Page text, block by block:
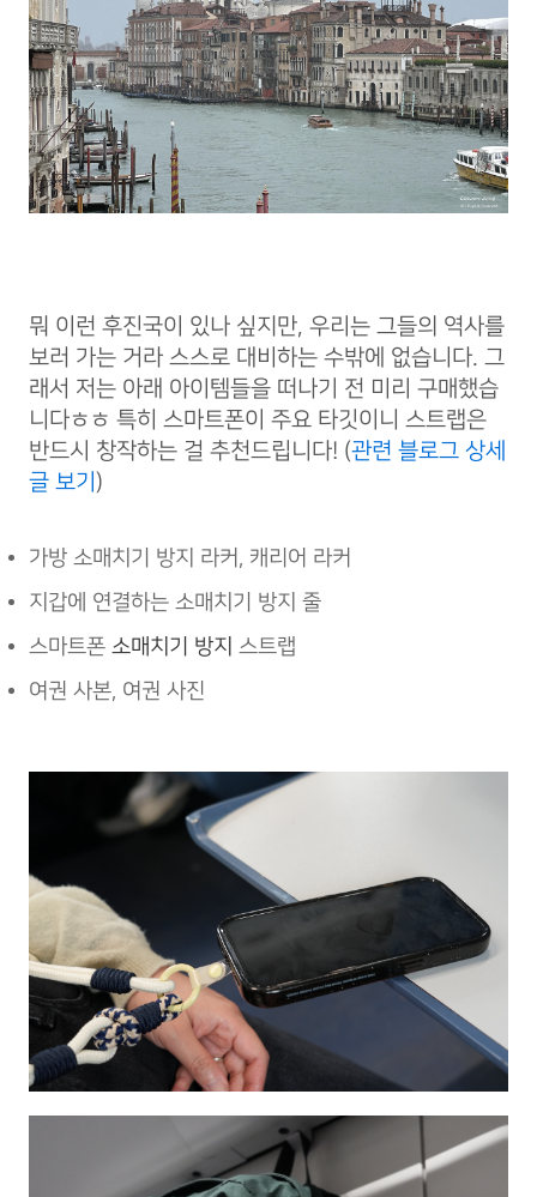
뭐 이런 후진국이 있나 싶지만, 우리는 그들의 역사를
보러 가는 거라 스스로 대비하는 수밖에 없습니다. 그
래서 저는 아래 아이템들을 떠나기 전 미리 구매했습
니다ㅎㅎ 특히 스마트폰이 주요 타깃이니 스트랩은
반드시 창작하는 걸 추천드립니다! (관련 블로그 상세
글 보기 )
가방 소매치기 방지 라커, 캐리어 라커
지갑에 연결하는 소매치기 방지 줄
스마트폰 소매치기 방지 스트랩
여권 사본, 여권 사진